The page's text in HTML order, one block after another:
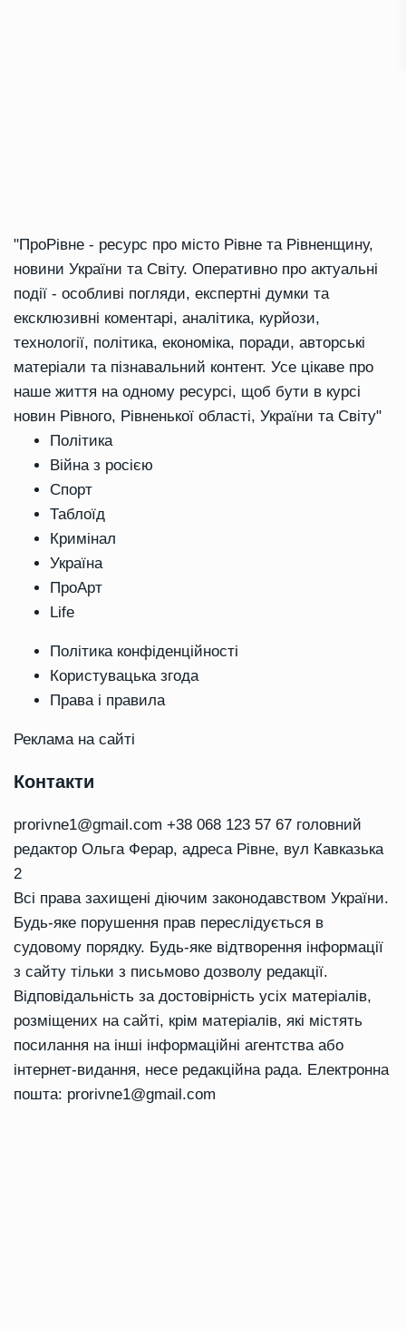
"ПроРівне - ресурс про місто Рівне та Рівненщину,
новини України та Світу. Оперативно про актуальні
події - особливі погляди, експертні думки та
ексклюзивні коментарі, аналітика, курйози,
технології, політика, економіка, поради, авторські
матеріали та пізнавальний контент. Усе цікаве про
наше життя на одному ресурсі, щоб бути в курсі
новин Рівного, Рівненької області, України та Світу"
Політика
Війна з росією
Спорт
Таблоїд
Кримінал
Україна
ПроАрт
Life
Політика конфіденційності
Користувацька згода
Права і правила
Реклама на сайті
Контакти
prorivne1@gmail.com +38 068 123 57 67 головний
редактор Ольга Ферар, адреса Рівне, вул Кавказька
2
Всі права захищені діючим законодавством України.
Будь-яке порушення прав переслідується в
судовому порядку. Будь-яке відтворення інформації
з сайту тільки з письмово дозволу редакції.
Відповідальність за достовірність усіх матеріалів,
розміщених на сайті, крім матеріалів, які містять
посилання на інші інформаційні агентства або
інтернет-видання, несе редакційна рада. Електронна
пошта: prorivne1@gmail.com